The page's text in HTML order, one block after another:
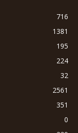
716
1381
195
224
32
2561
351
0